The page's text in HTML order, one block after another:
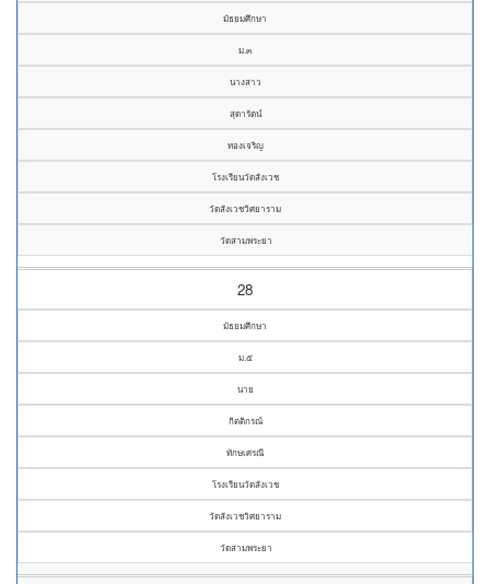
มัธยมศึกษา
ม.๓
นางสาว
สุดารัตน์
ทองเจริญ
โรงเรียนวัดสังเวช
วัดสังเวชวิศยาราม
วัดสามพระยา
28
มัธยมศึกษา
ม.๕
นาย
กิตติกรณ์
ทักษเศรณี
โรงเรียนวัดสังเวช
วัดสังเวชวิศยาราม
วัดสามพระยา